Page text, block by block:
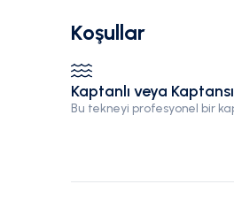
Koşullar
Kaptanlı veya
Bu tekneyi profesyonel bir